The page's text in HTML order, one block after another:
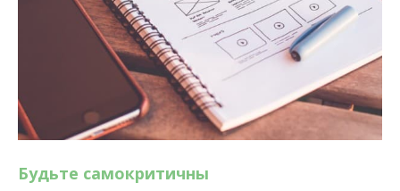
Будьте самокритичны